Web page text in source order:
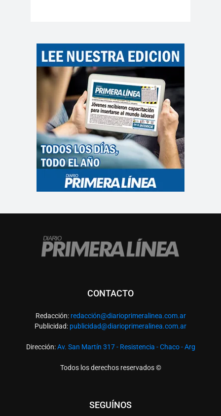
CONTACTO
Redacción: redacción@diarioprimeralinea.com.ar
Publicidad: publicidad@diarioprimeralinea.com.ar
Dirección:Av. San Martín 317 - Resistencia - Chaco - Arg
Todos los derechos reservados ©
SEGUÍNOS